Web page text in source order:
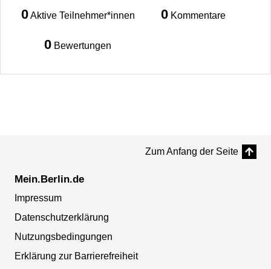
0 Aktive Teilnehmer*innen 0 Kommentare
0 Bewertungen
Zum Anfang der Seite
Mein.Berlin.de
Impressum
Datenschutzerklärung
Nutzungsbedingungen
Erklärung zur Barrierefreiheit